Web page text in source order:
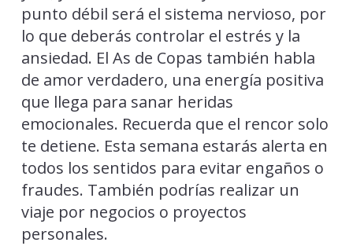
punto débil será el sistema nervioso, por
lo que deberás controlar el estrés y la
ansiedad. El As de Copas también habla
de amor verdadero, una energía positiva
que llega para sanar heridas
emocionales. Recuerda que el rencor solo
te detiene. Esta semana estarás alerta en
todos los sentidos para evitar engaños o
fraudes. También podrías realizar un
viaje por negocios o proyectos
personales.